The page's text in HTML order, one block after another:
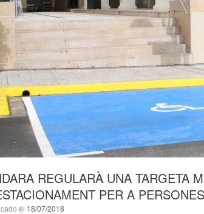
REGULARÀ UNA TARGETA
PER A
el 18/07/2018